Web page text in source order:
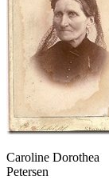
Caroline Dorothea
Petersen